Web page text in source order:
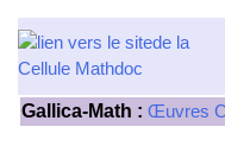
Gallica-Math : Œuvres